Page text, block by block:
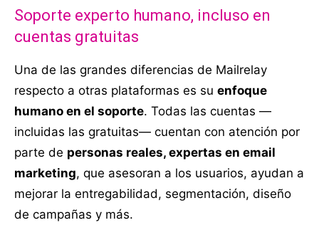
Soporte experto humano, incluso en
cuentas gratuitas
Una de las grandes diferencias de Mailrelay
respecto a otras plataformas es su enfoque
humano en el soporte. Todas las cuentas —
incluidas las gratuitas— cuentan con atención por
parte de personas reales, expertas en email
marketing, que asesoran a los usuarios, ayudan a
mejorar la entregabilidad, segmentación, diseño
de campañas y más.